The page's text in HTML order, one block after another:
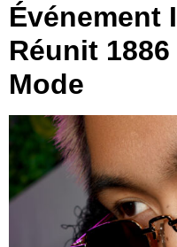
Événement
Réunit
Mode